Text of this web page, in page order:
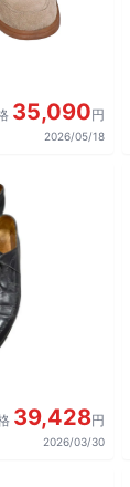
35,090円
2026/05/18
39,428円
2026/03/30